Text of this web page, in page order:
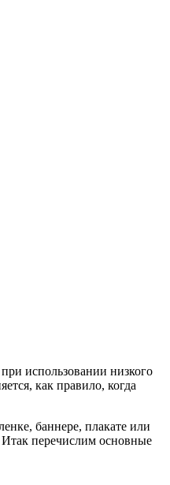
использовании низкого
как правило, когда
баннере, плакате или
Итак перечислим основные